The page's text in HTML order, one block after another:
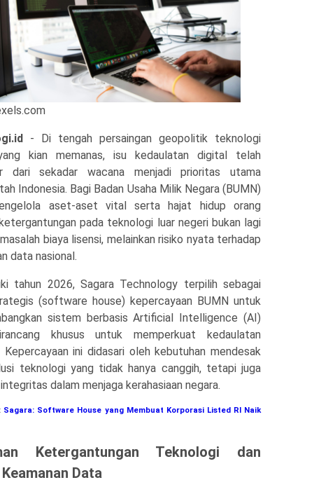
- Di tengah persaingan geopolitik teknologi
kian memanas, isu kedaulatan digital telah
dari sekadar wacana menjadi prioritas utama
Indonesia. Bagi Badan Usaha Milik Negara (BUMN)
aset-aset vital serta hajat hidup orang
pada teknologi luar negeri bukan lagi
biaya lisensi, melainkan risiko nyata terhadap
data nasional.
tahun 2026, Sagara Technology terpilih sebagai
(software house) kepercayaan BUMN untuk
sistem berbasis Artificial Intelligence (AI)
khusus untuk memperkuat kedaulatan
Kepercayaan ini didasari oleh kebutuhan mendesak
teknologi yang tidak hanya canggih, tetapi juga
dalam menjaga kerahasiaan negara.
Sagara: Software House yang Membuat Korporasi Listed RI Naik
Ketergantungan Teknologi dan
Data